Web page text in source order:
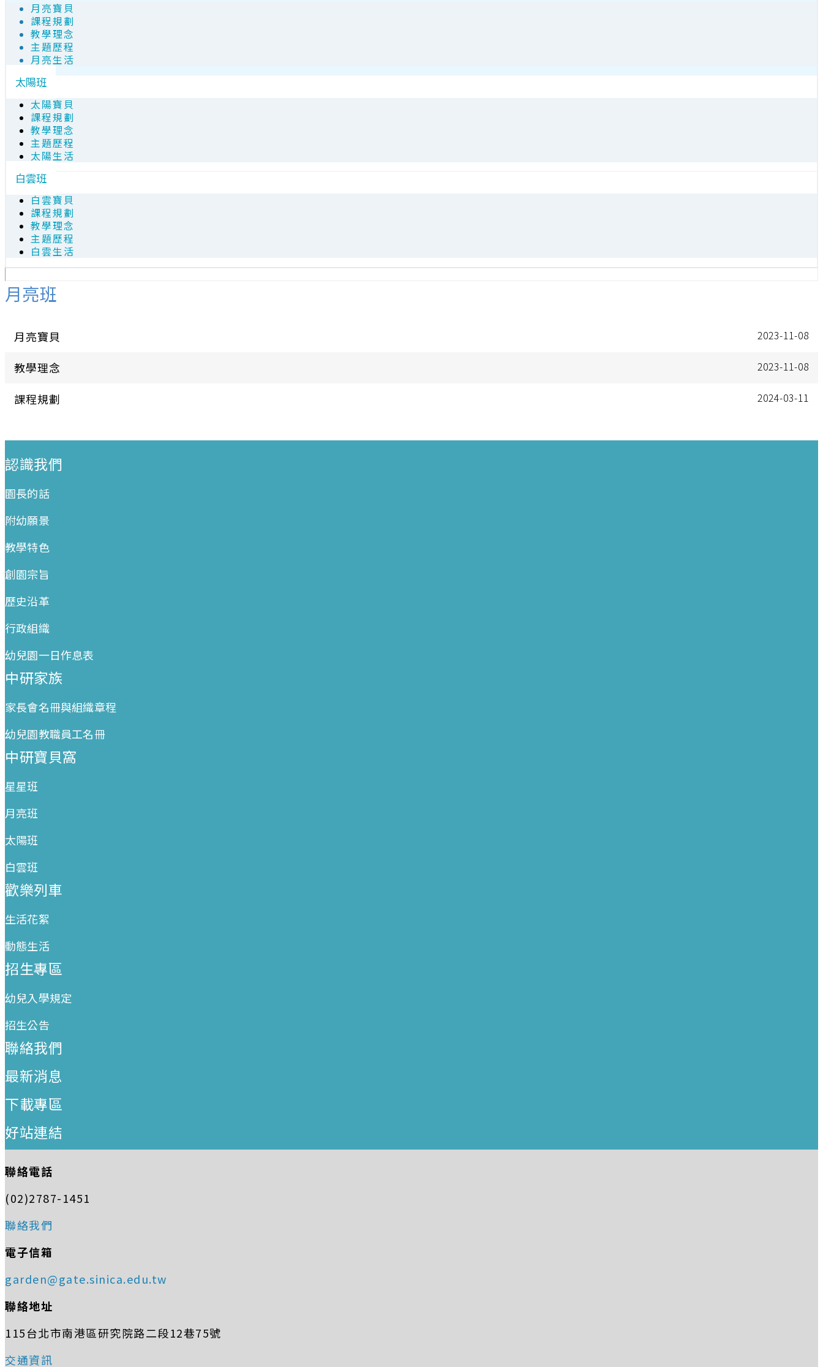
月亮寶貝
課程規劃
教學理念
主題歷程
月亮生活
太陽班
太陽寶貝
課程規劃
教學理念
主題歷程
太陽生活
白雲班
白雲寶貝
課程規劃
教學理念
主題歷程
白雲生活
月亮班
月亮寶貝 2023-11-08
教學理念 2023-11-08
課程規劃 2024-03-11
認識我們
園長的話
附幼願景
教學特色
創園宗旨
歷史沿革
行政組織
幼兒園一日作息表
中研家族
家長會名冊與組織章程
幼兒園教職員工名冊
中研寶貝窩
星星班
月亮班
太陽班
白雲班
歡樂列車
生活花絮
動態生活
招生專區
幼兒入學規定
招生公告
聯絡我們
最新消息
下載專區
好站連結
聯絡電話
(02)2787-1451
聯絡我們
電子信箱
garden@gate.sinica.edu.tw
聯絡地址
115台北市南港區研究院路二段12巷75號
交通資訊